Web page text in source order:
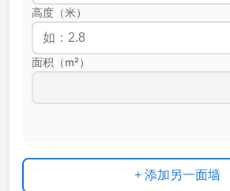
高度（米）
面积（m²）
+ 添加另一面墙